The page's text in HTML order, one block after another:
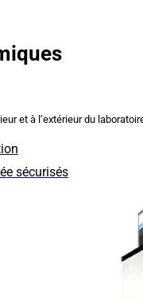
et à l’extérieur du
sécurisés